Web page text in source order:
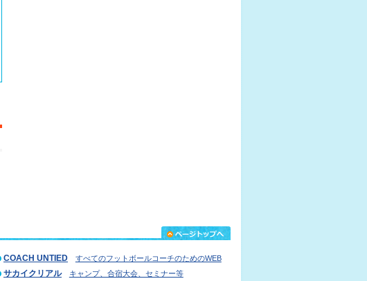
COACH UNTIED すべてのフットボールコーチのためのWEB
サカイクリアル キャンプ、合宿大会、セミナー等